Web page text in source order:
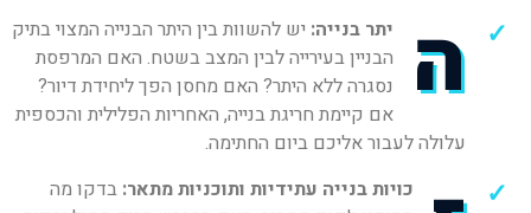
ה יתר בנייה: יש להשוות בין היתר הבנייה המצוי בתיק
הבניין בעירייה לבין המצב בשטח. האם המרפסת
נסגרה ללא היתר? האם מחסן הפך ליחידת דיור?
אם קיימת חריגת בנייה, האחריות הפלילית והכספית
עלולה לעבור אליכם ביום החתימה.
כויות בנייה עתידיות ותוכניות מתאר: בדקו מה